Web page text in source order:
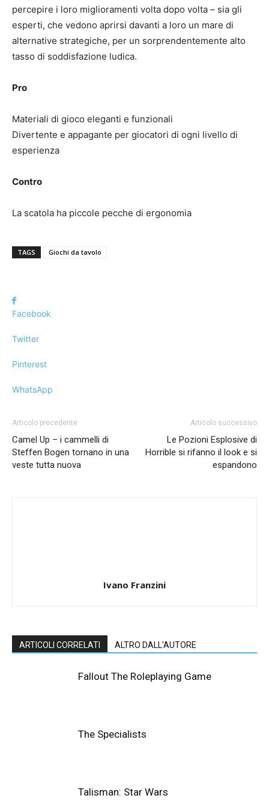
percepire i loro miglioramenti volta dopo volta – sia gli
esperti, che vedono aprirsi davanti a loro un mare di
alternative strategiche, per un sorprendentemente alto
tasso di soddisfazione ludica.
Pro
Materiali di gioco eleganti e funzionali
Divertente e appagante per giocatori di ogni livello di
esperienza
Contro
La scatola ha piccole pecche di ergonomia
TAGS Giochi da tavolo
Facebook
Twitter
Pinterest
WhatsApp
Articolo precedente
Camel Up – i cammelli di
Steffen Bogen tornano in una
veste tutta nuova
Articolo successivo
Le Pozioni Esplosive di
Horrible si rifanno il look e si
espandono
Ivano Franzini
ARTICOLI CORRELATI ALTRO DALL'AUTORE
Fallout The Roleplaying Game
The Specialists
Talisman: Star Wars